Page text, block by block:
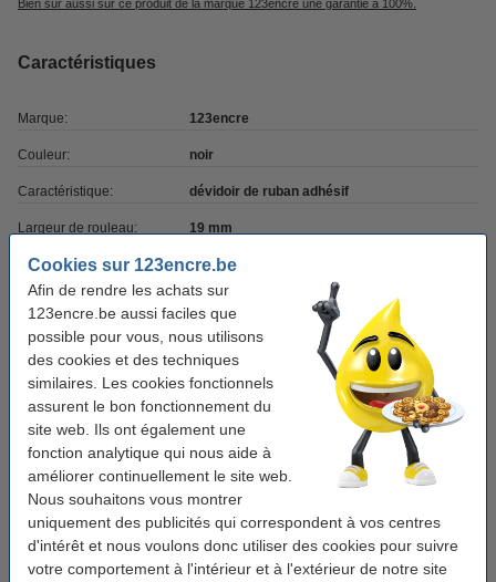
Cookies sur 123encre.be
Afin de rendre les achats sur
123encre.be aussi faciles que
possible pour vous, nous utilisons
des cookies et des techniques
similaires. Les cookies fonctionnels
assurent le bon fonctionnement du
site web. Ils ont également une
fonction analytique qui nous aide à
améliorer continuellement le site web.
Nous souhaitons vous montrer
uniquement des publicités qui correspondent à vos centres
d'intérêt et nous voulons donc utiliser des cookies pour suivre
votre comportement à l'intérieur et à l'extérieur de notre site
Bien sûr aussi sur ce produit de la marque 123encre une garantie à 100%.
Caractéristiques
Marque: 123encre
Couleur: noir
Caractéristique: dévidoir de ruban adhésif
Largeur de rouleau: 19 mm
Longeur de rouleau: 33 m
Pack avantageux !
Offre : 3x 123encre dévidoir de rouleau adhésif
12,95 €
Offre : 8x 123encre ruban adhésif standard
19mm x 33m